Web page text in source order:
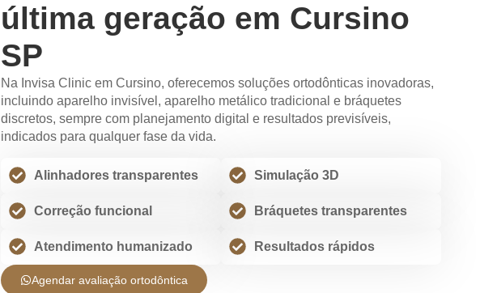
última geração em Cursino
SP
Na Invisa Clinic em Cursino, oferecemos soluções ortodônticas inovadoras,
incluindo aparelho invisível, aparelho metálico tradicional e bráquetes
discretos, sempre com planejamento digital e resultados previsíveis,
indicados para qualquer fase da vida.
Alinhadores transparentes Simulação 3D
Correção funcional Bráquetes transparentes
Atendimento humanizado Resultados rápidos
Agendar avaliação ortodôntica